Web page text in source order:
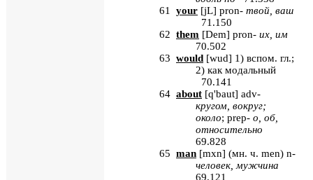
61 your [jL] pron- твой ваш
71.150
62 them [Dem] pron- их им
70.502
63 would [wud] 1) вспом. гл.;
2) как модальный
70.141
64 about [q'baut] adv-
кругом, вокруг;
около; prep- о, об,
относительно
69.828
65 man [mxn] (мн. ч. men) n-
человек, мужчина
69.121